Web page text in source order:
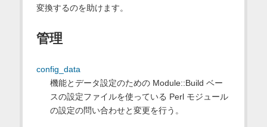
変換するのを助けます。
管理
config_data
機能とデータ設定のための Module::Build ベー
スの設定ファイルを使っている Perl モジュール
の設定の問い合わせと変更を行う。